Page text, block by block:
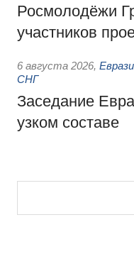
Росмолодёжи
участников
6 августа 2026,
СНГ
Заседание
узком составе